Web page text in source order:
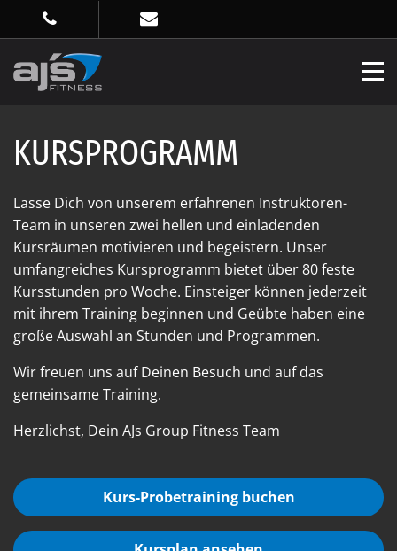
KURSPROGRAMM
Lasse Dich von unserem erfahrenen Instruktoren-
Team in unseren zwei hellen und einladenden
Kursräumen motivieren und begeistern. Unser
umfangreiches Kursprogramm bietet über 80 feste
Kursstunden pro Woche. Einsteiger können jederzeit
mit ihrem Training beginnen und Geübte haben eine
große Auswahl an Stunden und Programmen.
Wir freuen uns auf Deinen Besuch und auf das
gemeinsame Training.
Herzlichst, Dein AJs Group Fitness Team
Kurs-Probetraining buchen